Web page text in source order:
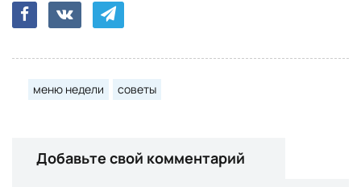
меню недели советы
Добавьте свой комментарий